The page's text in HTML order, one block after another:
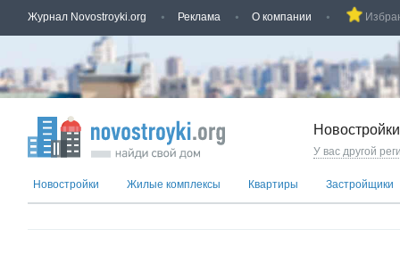
Журнал Novostroyki.org Реклама О компании
У вас другой
Новостройки Жилые комплексы Квартиры Застройщики